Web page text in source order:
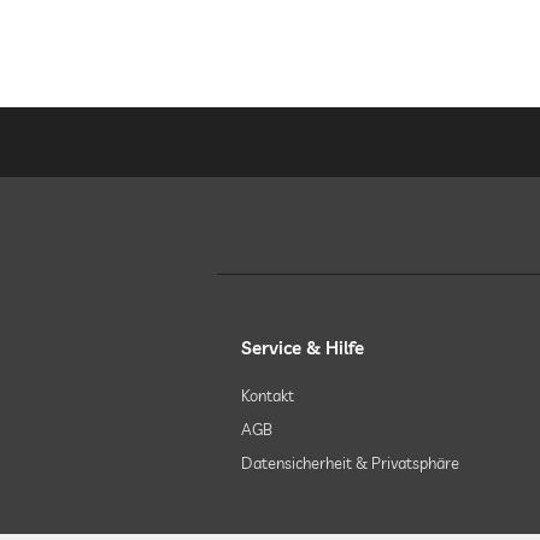
Service & Hilfe
Kontakt
AGB
Datensicherheit & Privatsphäre